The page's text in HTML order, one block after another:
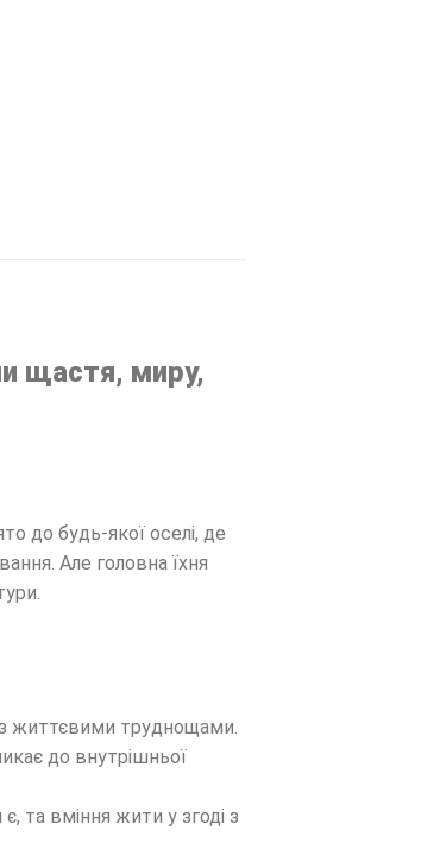
щастя, миру,
до будь-якої оселі, де
Але головна їхня
життєвими труднощами.
до внутрішньої
та вміння жити у згоді з